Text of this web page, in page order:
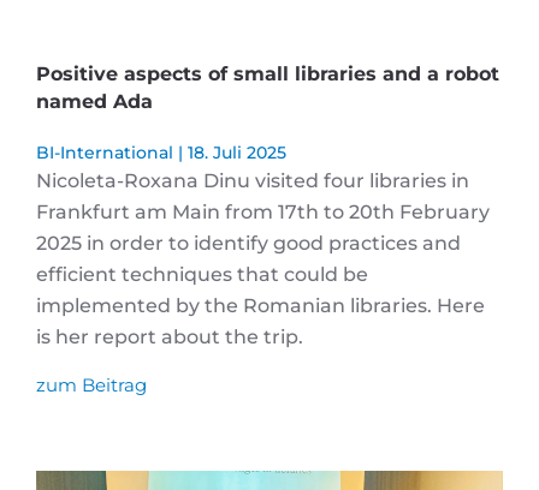
Positive aspects of small libraries and a robot
named Ada
BI-International 18. Juli 2025
Nicoleta-Roxana Dinu visited four libraries in
Frankfurt am Main from 17th to 20th February
2025 in order to identify good practices and
efficient techniques that could be
implemented by the Romanian libraries. Here
is her report about the trip.
zum Beitrag